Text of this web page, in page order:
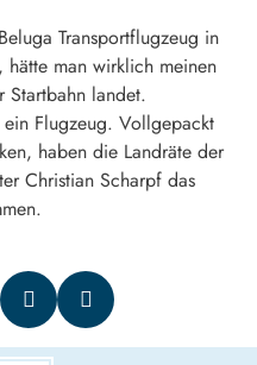
Transportflugzeug in
man wirklich meinen
Startbahn landet.
Flugzeug. Vollgepackt
haben die Landräte der
Christian Scharpf das